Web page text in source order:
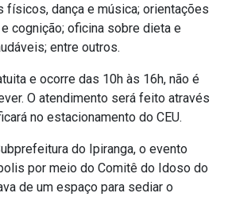
físicos, dança e música; orientações
cognição; oficina sobre dieta e
entre outros.
e ocorre das 10h às 16h, não é
O atendimento será feito através
no estacionamento do CEU.
do Ipiranga, o evento
por meio do Comitê do Idoso do
de um espaço para sediar o